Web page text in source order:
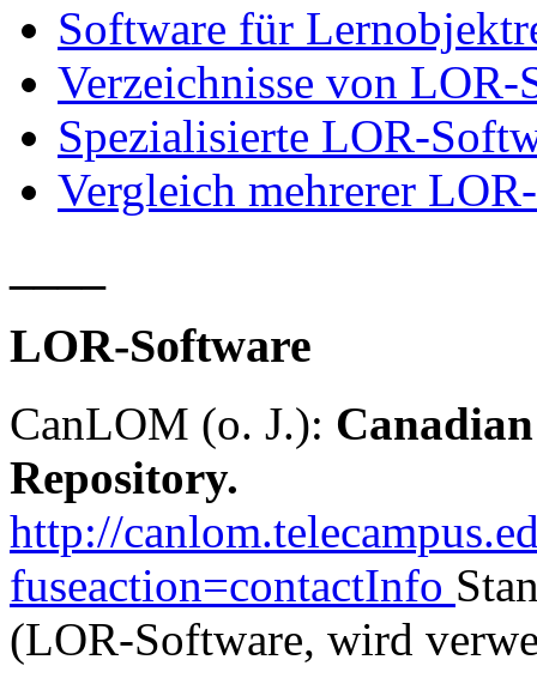
Software für
Verzeichnisse von LOR-
Spezialisierte LOR-
Vergleich mehrerer
LOR-Software
CanLOM (o. J.):
Repository.
http://
fuseaction=contactInfo
(LOR-Software, wird